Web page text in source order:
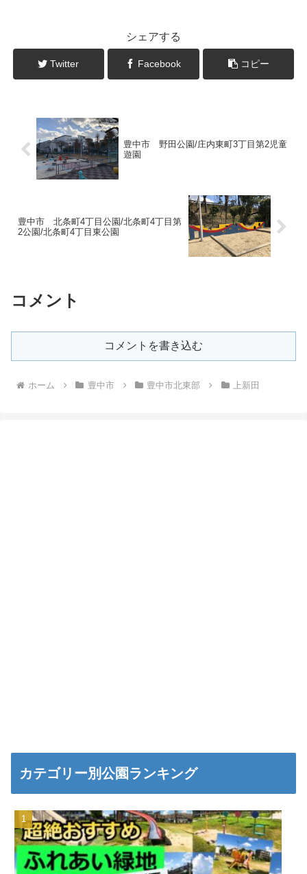
シェアする
Twitter Facebook コピー
豊中市 野田公園/庄内東町3丁目第2児童
遊園
豊中市 北条町4丁目公園/北条町4丁目第
2公園/北条町4丁目東公園
コメント
コメントを書き込む
ホーム 豊中市 豊中市北東部 上新田
カテゴリー別公園ランキング